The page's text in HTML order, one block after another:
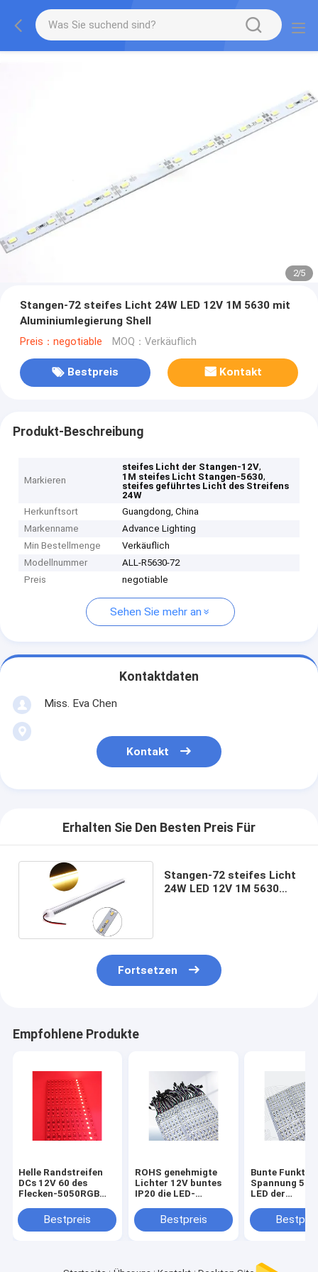
2/5
Stangen-72 steifes Licht 24W LED 12V 1M 5630 mit
Aluminiumlegierung Shell
Preis：negotiable MOQ：Verkäuflich
Bestpreis Kontakt
Produkt-Beschreibung
Markieren
steifes Licht der Stangen-12V,
1M steifes Licht Stangen-5630,
steifes geführtes Licht des Streifens
24W
Herkunftsort
Guangdong, China
Markenname
Advance Lighting
Min Bestellmenge
Verkäuflich
Modellnummer
ALL-R5630-72
Preis
negotiable
Sehen Sie mehr an
Kontaktdaten
Miss. Eva Chen
Kontakt
Erhalten Sie Den Besten Preis Für
Stangen-72 steifes Licht
24W LED 12V 1M 5630
Fortsetzen
Empfohlene Produkte
Helle Randstreifen
DCs 12V 60 des
Flecken-5050RGB
Bestpreis
ROHS genehmigte
Lichter 12V buntes
IP20 die LED-
nicht wasserdicht
Bestpreis
Bunte
Spannung
LED der
Licht-12V